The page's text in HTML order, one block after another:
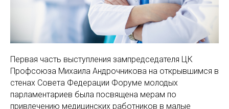
Первая часть выступления зампредседателя ЦК
Профсоюза Михаила Андрочникова на открывшимся в
стенах Совета Федерации Форуме молодых
парламентариев была посвящена мерам по
привлечению медицинских работников в малые